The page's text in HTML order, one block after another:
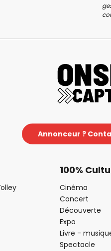
Annonceur ?
100%
Cinéma
Concert
Découverte
Expo
Livre -
Spectacle